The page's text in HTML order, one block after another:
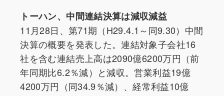
トーハン、中間連結決算は減収減益
11月28日、第71期（H29.4.1～同9.30）中間
決算の概要を発表した。連結対象子会社16
社を含む連結売上高は2090億6200万円（前
年同期比6.2％減）と減収。営業利益19億
4200万円（同34.9％減）、経常利益10億